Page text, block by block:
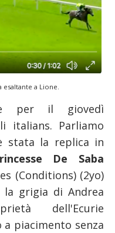
esaltante a Lione.
per il giovedì
italians. Parliamo
stata la replica in
De Saba
(Conditions) (2yo)
grigia di Andrea
dell'Ecurie
a piacimento senza